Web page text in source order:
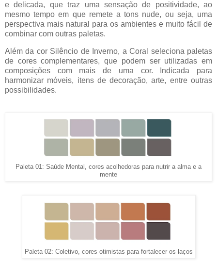
e delicada, que traz uma sensação de positividade, ao
mesmo tempo em que remete a tons nude, ou seja, uma
perspectiva mais natural para os ambientes e muito fácil de
combinar com outras paletas.
Além da cor Silêncio de Inverno, a Coral seleciona paletas
de cores complementares, que podem ser utilizadas em
composições com mais de uma cor. Indicada para
harmonizar móveis, itens de decoração, arte, entre outras
possibilidades.
Paleta 01: Saúde Mental, cores acolhedoras para nutrir a alma e a
mente
Paleta 02: Coletivo, cores otimistas para fortalecer os laços